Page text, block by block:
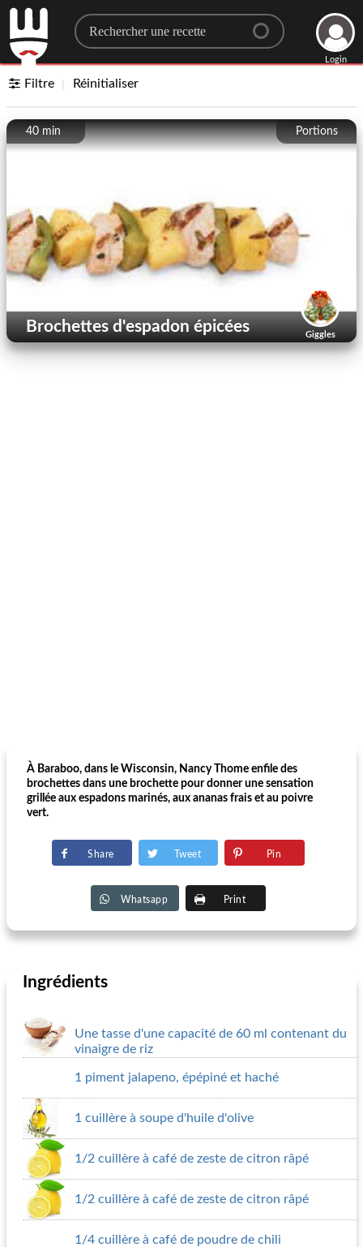
Search for a recipe
Login
Filtre Réinitialiser
Portions
40 min
Giggles
Brochettes d'espadon épicées
À Baraboo, dans le Wisconsin, Nancy Thome enfile des
brochettes dans une brochette pour donner une sensation
grillée aux espadons marinés, aux ananas frais et au poivre
vert.
Share Tweet Pin
Whatsapp Print
Ingrédients
Une tasse d'une capacité de 60 ml contenant du
vinaigre de riz
1 piment jalapeno, épépiné et haché
1 cuillère à soupe d'huile d'olive
1/2 cuillère à café de zeste de citron râpé
1/2 cuillère à café de zeste de citron râpé
1/4 cuillère à café de poudre de chili